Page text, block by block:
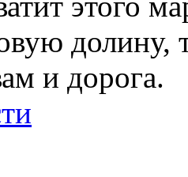
долину,
и дорога.